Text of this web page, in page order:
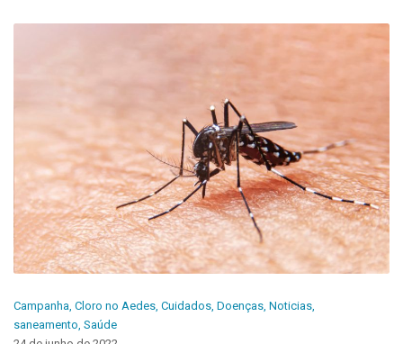
Campanha, Cloro no Aedes, Cuidados, Doenças, Noticias,
saneamento, Saúde